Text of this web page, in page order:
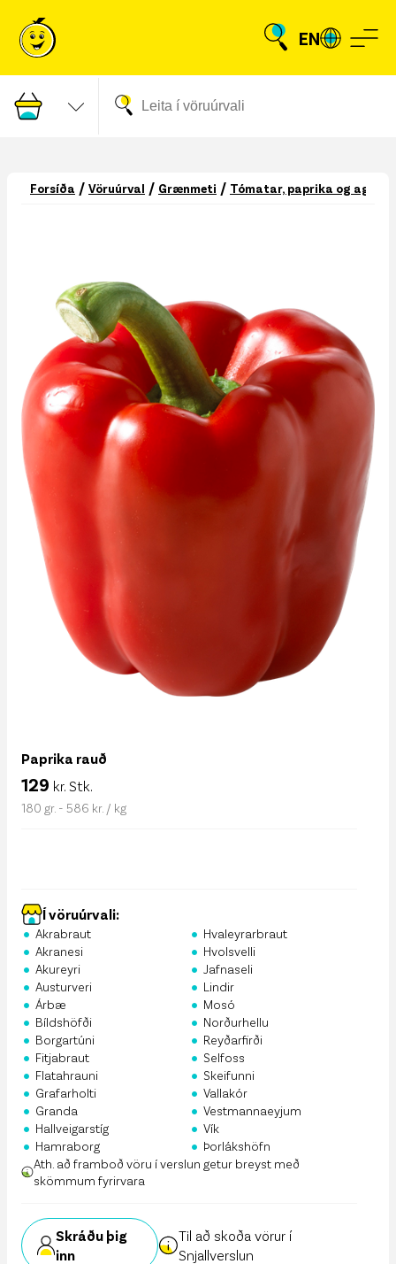
EN
Forsíða / Vöruúrval / Grænmeti / Tómatar, paprika og
paprika rauð
129 kr. Stk.
180 gr. - 586 kr. / kg
Í vöruúrvali:
• Akrabraut
• Akranesi
• Akureyri
• Austurveri
• Árbæ
• Bíldshöfði
• Borgartúni
• Fitjabraut
• Flatahrauni
• Grafarholti
• Granda
• Hallveigarstíg
• Hamraborg
• Hvaleyrarbraut
• Hvolsvelli
• Jafnaseli
• Lindir
• Mosó
• Norðurhellu
• Reyðarfirði
• Selfoss
• Skeifunni
• Vallakór
• Vestmannaeyjum
• Vík
• Þorlákshöfn
Ath. að framboð vöru í verslun getur breyst með
skömmum fyrirvara
Skráðu þig
inn
Til að skoða vörur í
Snjallverslun